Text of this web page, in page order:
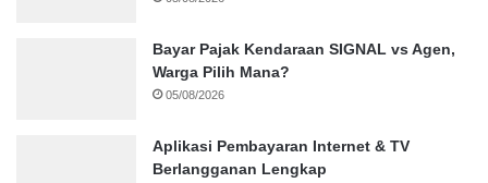
Bayar Pajak Kendaraan SIGNAL vs Agen,
Warga Pilih Mana?
05/08/2026
Aplikasi Pembayaran Internet & TV
Berlangganan Lengkap